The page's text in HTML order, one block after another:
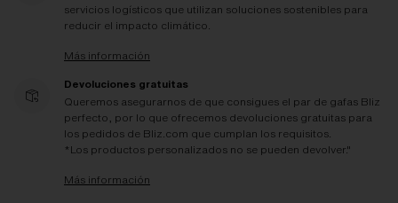
servicios logísticos que utilizan soluciones sostenibles para
reducir el impacto climático.
Más información
Devoluciones gratuitas
Queremos asegurarnos de que consigues el par de gafas Bliz
perfecto, por lo que ofrecemos devoluciones gratuitas para
los pedidos de Bliz.com que cumplan los requisitos.
*Los productos personalizados no se pueden devolver."
Más información